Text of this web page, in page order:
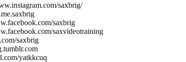
saxbrig/
saxbrig
saxvideotraining
saxbrig
yatkkcuq